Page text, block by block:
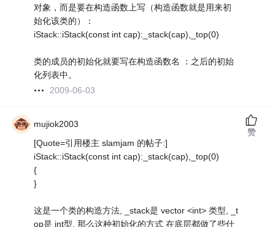
对象，而是要在构造函数上写（构造函数就是用来初
始化该类的）：
iStack::iStack(const int cap):_stack(cap),_top(0)
类的成员的初始化就要写在构造函数名 ：之后的初始
化列表中。
2009-06-03
mujiok2003
[Quote=引用楼主 slamjam 的帖子:]
iStack::iStack(const int cap):_stack(cap),_top(0)
{
}
这是一个类的构造方法, _stack是 vector <int> 类型, _t
op是 int型, 那么这种初始化的方式 在底层都做了些什
赞